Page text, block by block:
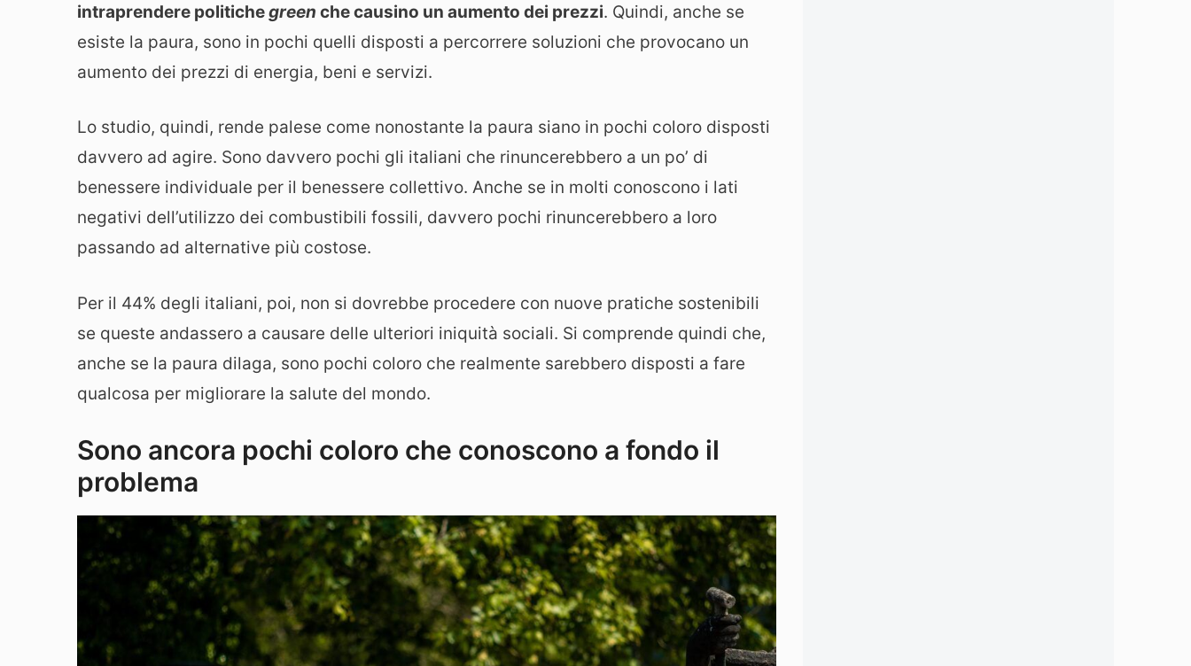
intraprendere politichegreen che causino un aumento dei prezzi. Quindi, anche se
esiste la paura, sono in pochi quelli disposti a percorrere soluzioni che provocano un
aumento dei prezzi di energia, beni e servizi.
Lo studio, quindi, rende palese come nonostante la paura siano in pochi coloro disposti
davvero ad agire. Sono davvero pochi gli italiani che rinuncerebbero a un po’ di
benessere individuale per il benessere collettivo. Anche se in molti conoscono i lati
negativi dell’utilizzo dei combustibili fossili, davvero pochi rinuncerebbero a loro
passando ad alternative più costose.
Per il 44% degli italiani, poi, non si dovrebbe procedere con nuove pratiche sostenibili
se queste andassero a causare delle ulteriori iniquità sociali. Si comprende quindi che,
anche se la paura dilaga, sono pochi coloro che realmente sarebbero disposti a fare
qualcosa per migliorare la salute del mondo.
Sono ancora pochi coloro che conoscono a fondo il
problema